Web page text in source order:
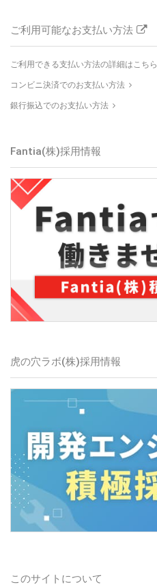
ご利用可能なお支払い方法
ご利用できる支払い方法の詳細はこちら
コンビニ決済でのお支払い方法
銀行振込でのお支払い方法
Fantia(株)採用情報
虎の穴ラボ(株)採用情報
このサイトについて